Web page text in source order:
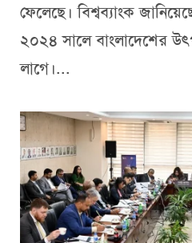
ফেলেছে। বিশ্বব্যাংক
২০২৪ সালে বাংলাদেশের
লাগে।...